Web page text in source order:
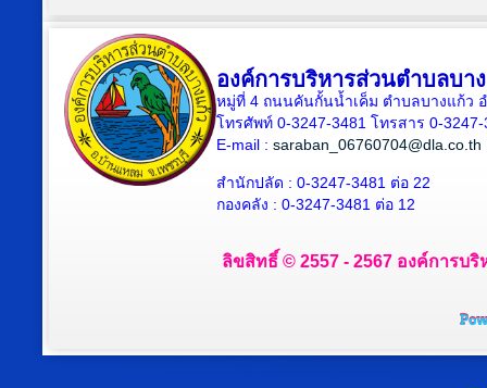
องค์การบริหารส่วนตำบลบา
หมู่ที่ 4 ถนนคันกั้นน้ำเค็ม ตำบลบางแก้ว
โทรศัพท์ 0-3247-3481 โทรสาร 0-3247-
E-mail : saraban_06760704@dla.co.th
สำนักปลัด : 0-3247-3481 ต่อ 22
กองคลัง : 0-3247-3481 ต่อ 12
ลิขสิทธิ์ © 2557 - 2567 องค์การบ